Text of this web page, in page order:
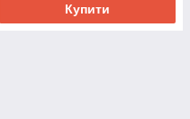
Купити